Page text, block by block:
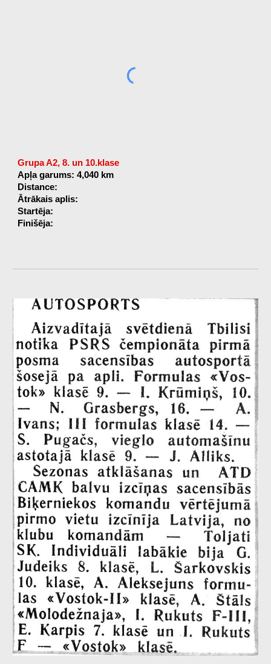
Grupa A2, 8. un 10.klase
Apļa garums: 4,040 km
Distance:
Ātrākais aplis:
Startēja:
Finišēja: